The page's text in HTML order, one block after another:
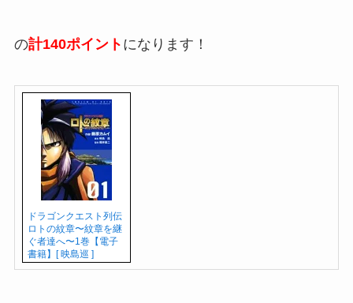
の計140ポイント になります！
ドラゴンクエスト列伝
ロトの紋章〜紋章を継
ぐ者達へ〜1巻【電子
書籍】[ 映島巡 ]